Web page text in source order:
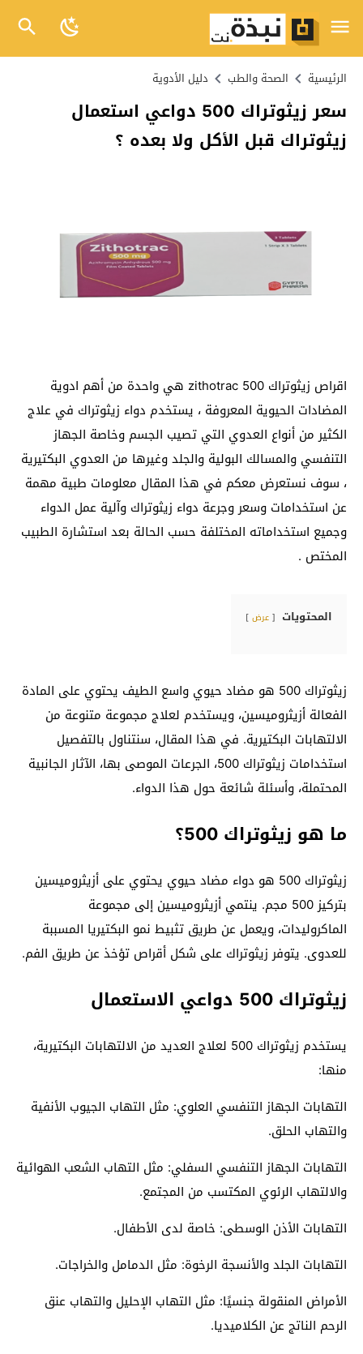
الرئيسية الصحة والطب دليل الأدوية
سعر زيثوتراك 500 دواعي استعمال
زيثوتراك قبل الأكل ولا بعده ؟
اقراص زيثوتراك zithotrac 500 هي واحدة من أهم ادوية
المضادات الحيوية المعروفة ، يستخدم دواء زيثوتراك في علاج
الكثير من أنواع العدوي التي تصيب الجسم وخاصة الجهاز
التنفسي والمسالك البولية والجلد وغيرها من العدوي البكتيرية
، سوف نستعرض معكم في هذا المقال معلومات طبية مهمة
عن استخدامات وسعر وجرعة دواء زيثوتراك وآلية عمل الدواء
وجميع استخداماته المختلفة حسب الحالة بعد استشارة الطبيب
المختص .
المحتويات عرض
زيثوتراك 500 هو مضاد حيوي واسع الطيف يحتوي على المادة
الفعالة أزيثروميسين، ويستخدم لعلاج مجموعة متنوعة من
الالتهابات البكتيرية. في هذا المقال، سنتناول بالتفصيل
استخدامات زيثوتراك 500، الجرعات الموصى بها، الآثار الجانبية
المحتملة، وأسئلة شائعة حول هذا الدواء.
ما هو زيثوتراك 500؟
زيثوتراك 500 هو دواء مضاد حيوي يحتوي على أزيثروميسين
بتركيز 500 مجم. ينتمي أزيثروميسين إلى مجموعة
الماكروليدات، ويعمل عن طريق تثبيط نمو البكتيريا المسببة
للعدوى. يتوفر زيثوتراك على شكل أقراص تؤخذ عن طريق الفم.
زيثوتراك 500 دواعي الاستعمال
يستخدم زيثوتراك 500 لعلاج العديد من الالتهابات البكتيرية،
منها:
التهابات الجهاز التنفسي العلوي: مثل التهاب الجيوب الأنفية
والتهاب الحلق.
التهابات الجهاز التنفسي السفلي: مثل التهاب الشعب الهوائية
والالتهاب الرئوي المكتسب من المجتمع.
التهابات الأذن الوسطى: خاصة لدى الأطفال.
التهابات الجلد والأنسجة الرخوة: مثل الدمامل والخراجات.
الأمراض المنقولة جنسيًا: مثل التهاب الإحليل والتهاب عنق
الرحم الناتج عن الكلاميديا.